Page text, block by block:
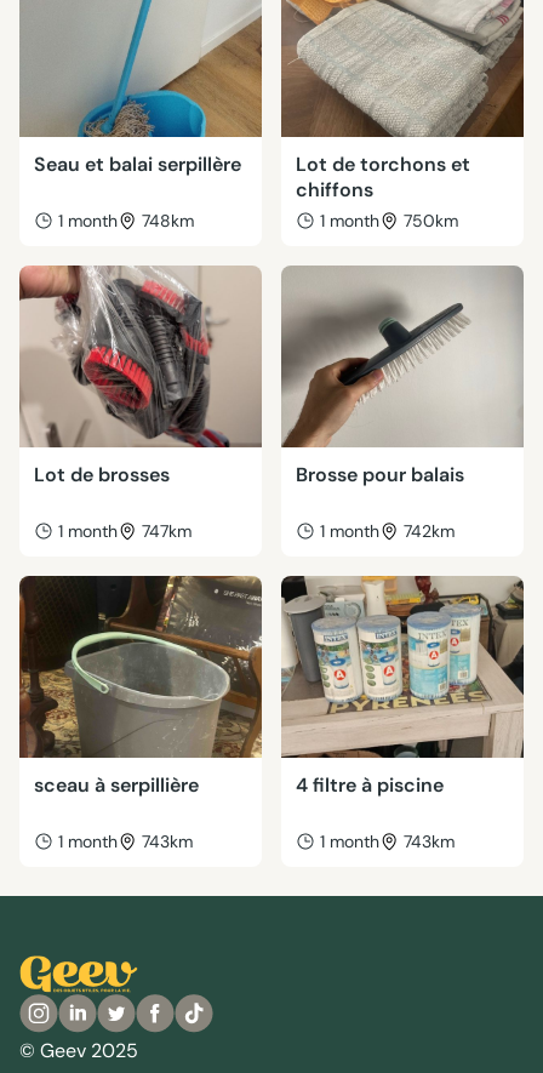
Seau et balai serpillère
1 month 748km
Lot de torchons et
chiffons
1 month 750km
Lot de brosses
1 month 747km
Brosse pour balais
1 month 742km
sceau à serpillière
1 month 743km
4 filtre à piscine
1 month 743km
© Geev 2025